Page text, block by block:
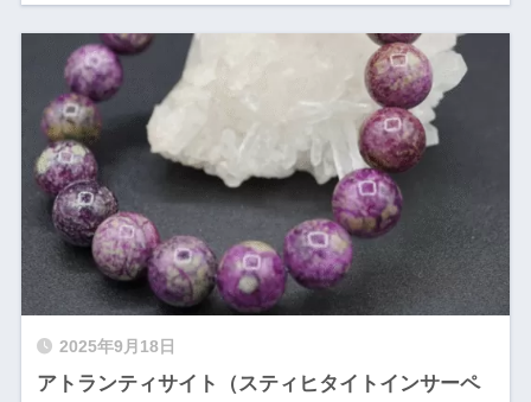
2025年9月18日
アトランティサイト（スティヒタイトインサーペ